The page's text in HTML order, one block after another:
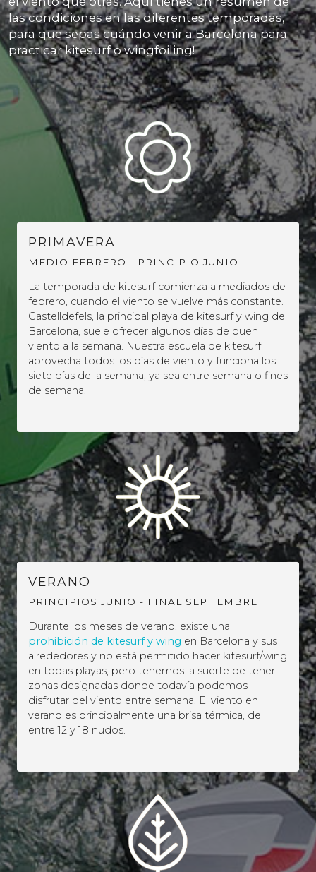
las condiciones en las diferentes temporadas,
para que sepas cuándo venir a Barcelona para
practicar kitesurf o wingfoiling!
PRIMAVERA
MEDIO FEBRERO - PRINCIPIO JUNIO
La temporada de kitesurf comienza a mediados de
febrero, cuando el viento se vuelve más constante.
Castelldefels, la principal playa de kitesurf y wing de
Barcelona, suele ofrecer algunos días de buen
viento a la semana. Nuestra escuela de kitesurf
aprovecha todos los días de viento y funciona los
siete días de la semana, ya sea entre semana o fines
de semana.
VERANO
PRINCIPIOS JUNIO - FINAL SEPTIEMBRE
Durante los meses de verano, existe una
prohibición de kitesurf y wing en Barcelona y sus
alrededores y no está permitido hacer kitesurf/wing
en todas playas, pero tenemos la suerte de tener
zonas designadas donde todavía podemos
disfrutar del viento entre semana. El viento en
verano es principalmente una brisa térmica, de
entre 12 y 18 nudos.